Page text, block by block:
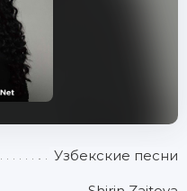
Узбекские песни